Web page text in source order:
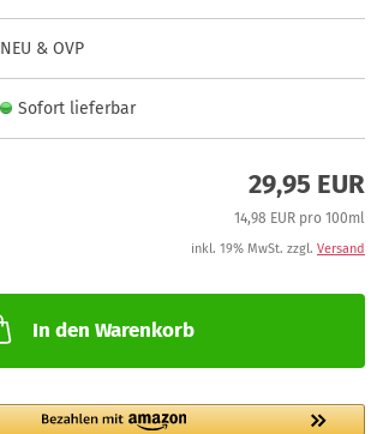
NEU & OVP
Sofort lieferbar
29,95 EUR
14,98 EUR pro 100ml
inkl. 19% MwSt. zzgl. Versand
In den Warenkorb